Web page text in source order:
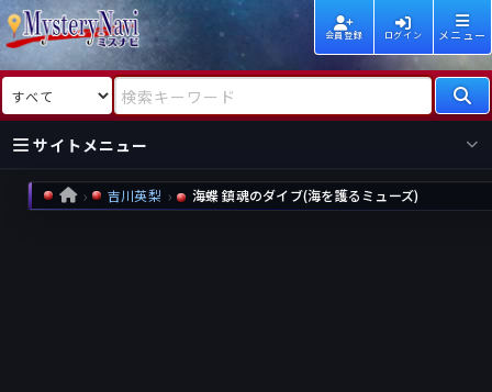
会員登録 ログイン メニュー
検索対象 検索キーワード
サイトメニュー
国内
海外
新着
新刊
HOME 吉川英梨 海蝶 鎮魂のダイブ(海を護るミューズ)